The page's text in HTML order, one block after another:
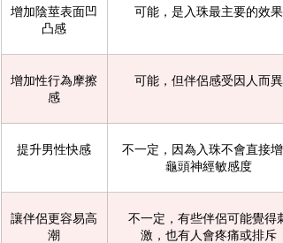
增加陰莖表面凹
凸感
可能，是入珠最主要的效果
增加性行為摩擦
感
可能，但伴侶感受因人而異
提升男性快感
不一定，因為入珠不會直接增
龜頭神經敏感度
讓伴侶更容易高
潮
不一定，有些伴侶可能覺得刺
激，也有人會疼痛或排斥